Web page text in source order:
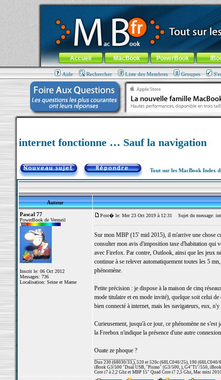
MacBook-fr.com : 100% Apple... 100% nomade !
Aller au contenu-Aller au menu général-Aller au menu de
Menu général
Accueil MacBook PowerBook
Aide Rechercher Liste des Membres Groupes
internet fonctionne … Sauf la navigation
Tout sur les MacBook Index
Auteur
Pascal 77
PowerBook de Vermeil
Inscrit le: 06 Oct 2012
Messages: 736
Localisation: Seine et Marne
Post� le: Mer 23 Oct 2019 à 12:31 Sujet du message:
Sur mon MBP (15' mid 2015), il m'arrive une chose
consulter mon avis d'imposition taxe d'habitation qui
avec Firefox. Par contre, Outlook, ainsi que les jeux
continue à se relever automatiquement toutes les 5
phénomène.
Petite précision : je dispose à la maison de cinq
mode titulaire et en mode invité), quelque soit celui de
bien connecté à internet, mais les navigateurs, eux,
Curieusement, jusqu'à ce jour, ce phénomène ne
la Freebox n'indique la présence d'une autre
Ouate ze phoque ?
Duo 230 (68030/33,), 520 et 520c (68LC040/25), 190 (68LC040/
iBook G3/500 "Dual USB, "Pismo" (G3/500, ), G4"Ti"/550,
Core i7 à 2,2 Ghz et MBP 15" Quad Core i7 2,5 Ghz, Mac mini